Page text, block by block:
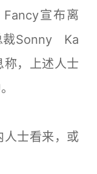
宣布离
裁Sonny Ka
，上述人士
士看来，或